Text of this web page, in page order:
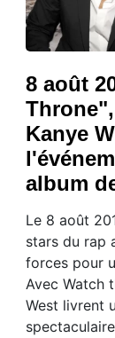
8 août
Kanye
album
Le 8 août
stars du rap
forces pour
Avec Watch
West livrent